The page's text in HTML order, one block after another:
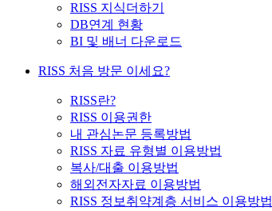
RISS 지식더하기
DB연계 현황
BI 및 배너 다운로드
RISS 처음 방문 이세요?
RISS란?
RISS 이용권한
내 관심논문 등록방법
RISS 자료 유형별 이용방법
복사/대출 이용방법
해외전자자료 이용방법
RISS 정보취약계층 서비스 이용방법